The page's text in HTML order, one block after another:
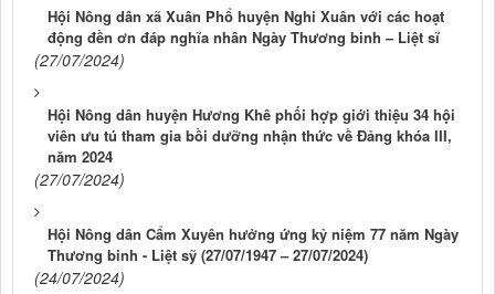
Hội Nông dân xã Xuân Phổ huyện Nghi Xuân với các hoạt
động đền ơn đáp nghĩa nhân Ngày Thương binh – Liệt sĩ
(27/07/2024)
Hội Nông dân huyện Hương Khê phối hợp giới thiệu 34 hội
viên ưu tú tham gia bồi dưỡng nhận thức về Đảng khóa III,
năm 2024
(27/07/2024)
Hội Nông dân Cẩm Xuyên hưởng ứng kỷ niệm 77 năm Ngày
Thương binh - Liệt sỹ (27/07/1947 – 27/07/2024)
(24/07/2024)